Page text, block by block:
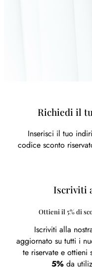
Richiedi il
Inserisci il tuo
codice sconto
Iscriviti
Ottieni il 5% di
Iscriviti alla
aggiornato su tutti i
te riservate e ottieni
5%da